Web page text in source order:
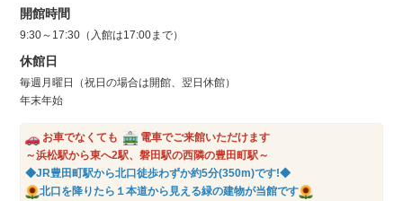
開館時間
9:30～17:30（入館は17:00まで）
休館日
毎週月曜日（祝日の場合は開館、翌日休館）
年末年始
お車でなくても
電車でご来館いただけます
～浜松駅から東へ2駅、磐田駅の西隣の豊田町駅～
◆JR豊田町駅から北口徒歩わずか約5分(350m)です!◆
北口を降りたら１本道から見える緑の建物が当館です